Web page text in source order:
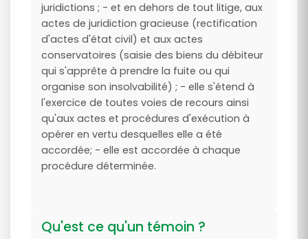
juridictions ; - et en dehors de tout litige, aux
actes de juridiction gracieuse (rectification
d'actes d'état civil) et aux actes
conservatoires (saisie des biens du débiteur
qui s'apprête à prendre la fuite ou qui
organise son insolvabilité) ; - elle s'étend à
l'exercice de toutes voies de recours ainsi
qu'aux actes et procédures d'exécution à
opérer en vertu desquelles elle a été
accordée; - elle est accordée à chaque
procédure déterminée.
Qu'est ce qu'un témoin ?